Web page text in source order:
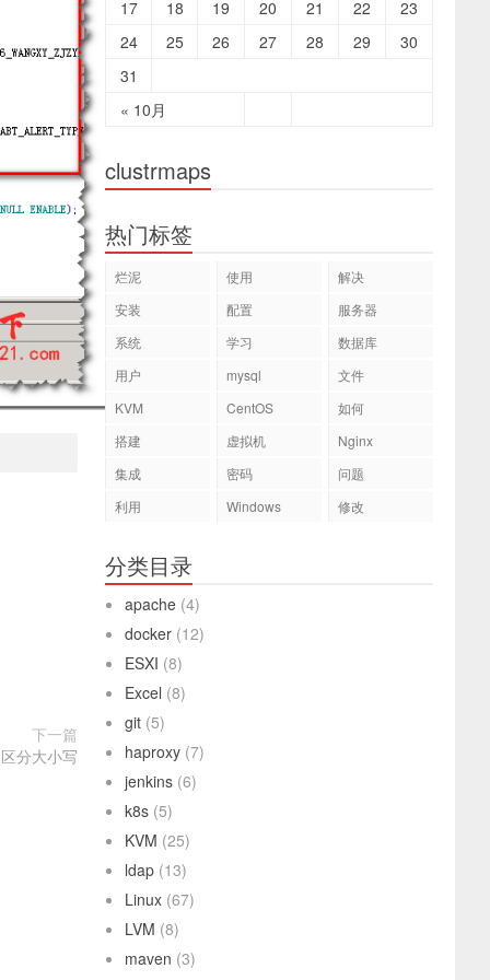
下一篇
分大小写
« 10月
17 18 19 20 21 22
23
24
25 26 27 28 29
30
31
clustrmaps
热门标签
烂泥 使用
解决
安装
配置
服务器
系统
学习
数据库
用户
mysql
文件
KVM
CentOS
如何
搭建
虚拟机
Nginx
集成
密码
问题
利用
Windows 修改
分类目录
apache (4)
docker (12)
ESXI (8)
Excel (8)
git (5)
haproxy (7)
jenkins (6)
k8s (5)
KVM (25)
ldap (13)
Linux (67)
LVM (8)
maven (3)